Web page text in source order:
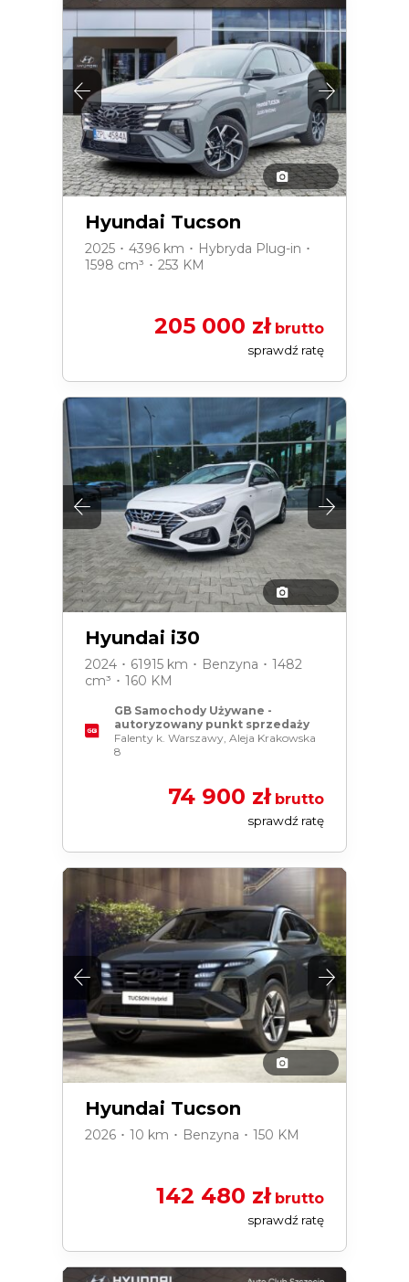
Hyundai Tucson
2025 ･ 4396 km ･ Hybryda Plug-in ･
1598 cm³ ･ 253 KM
205 000 złbrutto
sprawdź ratę
Hyundai i30
2024 ･ 61915 km ･ Benzyna ･ 1482
cm³ ･ 160 KM
GB Samochody Używane -
autoryzowany punkt sprzedaży
Falenty k. Warszawy, Aleja Krakowska
8
74 900 złbrutto
sprawdź ratę
Hyundai Tucson
2026 ･ 10 km ･ Benzyna ･ 150 KM
142 480 złbrutto
sprawdź ratę